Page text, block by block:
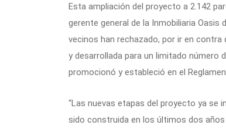
Esta ampliación del proyecto a 2.142
gerente general de la Inmobiliaria Oasis
vecinos han rechazado, por ir en
y desarrollada para un limitado número
promocionó y estableció en el
“Las nuevas etapas del proyecto ya se
sido construida en los últimos dos